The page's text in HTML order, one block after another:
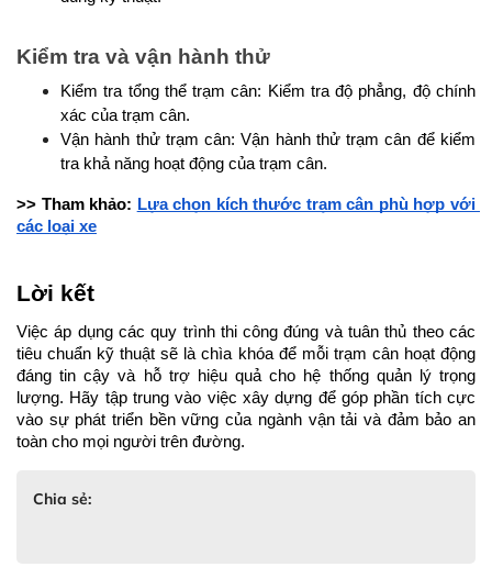
Kiểm tra và vận hành thử
Kiểm tra tổng thể trạm cân: Kiểm tra độ phẳng, độ chính
xác của trạm cân.
Vận hành thử trạm cân: Vận hành thử trạm cân để kiểm
tra khả năng hoạt động của trạm cân.
>> Tham khảo: Lựa chọn kích thước trạm cân phù hợp với
các loại xe
Lời kết
Việc áp dụng các quy trình thi công đúng và tuân thủ theo các
tiêu chuẩn kỹ thuật sẽ là chìa khóa để mỗi trạm cân hoạt động
đáng tin cậy và hỗ trợ hiệu quả cho hệ thống quản lý trọng
lượng. Hãy tập trung vào việc xây dựng để góp phần tích cực
vào sự phát triển bền vững của ngành vận tải và đảm bảo an
toàn cho mọi người trên đường.
Chia sẻ: